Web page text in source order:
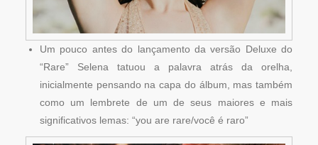
Um pouco antes do lançamento da versão Deluxe do
“Rare” Selena tatuou a palavra atrás da orelha,
inicialmente pensando na capa do álbum, mas também
como um lembrete de um de seus maiores e mais
significativos lemas: “you are rare/você é raro”